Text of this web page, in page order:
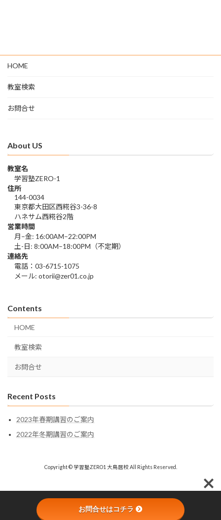
HOME
教室検索
お問合せ
About US
教室名
学習塾ZERO-1
住所
144-0034
東京都大田区西糀谷3-36-8
ハネサム西糀谷2階
営業時間
月–金: 16:00AM–22:00PM
土-日: 8:00AM–18:00PM（不定期）
連絡先
電話：03-6715-1075
メール: otorii@zer01.co.jp
Contents
HOME
教室検索
お問合せ
Recent Posts
2023年春期講習のご案内
2022年冬期講習のご案内
Copyright © 学習塾ZERO1 大鳥居校 All Rights Reserved.
お問合せはコチラ